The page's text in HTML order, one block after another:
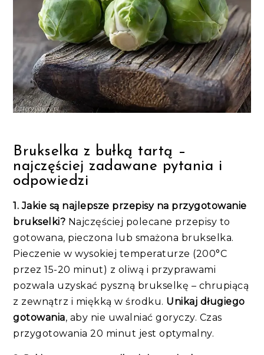
Brukselka z bułką tartą –
najczęściej zadawane pytania i
odpowiedzi
1. Jakie są najlepsze przepisy na przygotowanie
brukselki? Najczęściej polecane przepisy to
gotowana, pieczona lub smażona brukselka.
Pieczenie w wysokiej temperaturze (200°C
przez 15-20 minut) z oliwą i przyprawami
pozwala uzyskać pyszną brukselkę – chrupiącą
z zewnątrz i miękką w środku. Unikaj długiego
gotowania, aby nie uwalniać goryczy. Czas
przygotowania 20 minut jest optymalny.